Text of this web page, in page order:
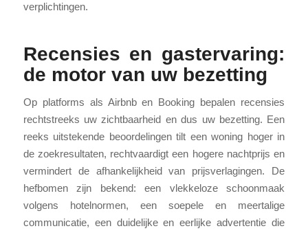
verplichtingen.
Recensies en gastervaring:
de motor van uw bezetting
Op platforms als Airbnb en Booking bepalen recensies
rechtstreeks uw zichtbaarheid en dus uw bezetting. Een
reeks uitstekende beoordelingen tilt een woning hoger in
de zoekresultaten, rechtvaardigt een hogere nachtprijs en
vermindert de afhankelijkheid van prijsverlagingen. De
hefbomen zijn bekend: een vlekkeloze schoonmaak
volgens hotelnormen, een soepele en meertalige
communicatie, een duidelijke en eerlijke advertentie die